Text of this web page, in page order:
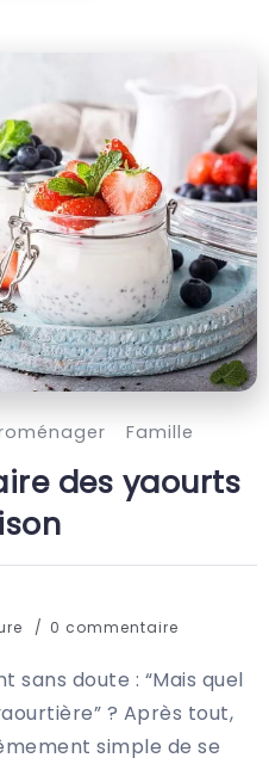
Famille
des yaourts
0 commentaire
sans doute : “Mais quel
? Après tout,
simple de se